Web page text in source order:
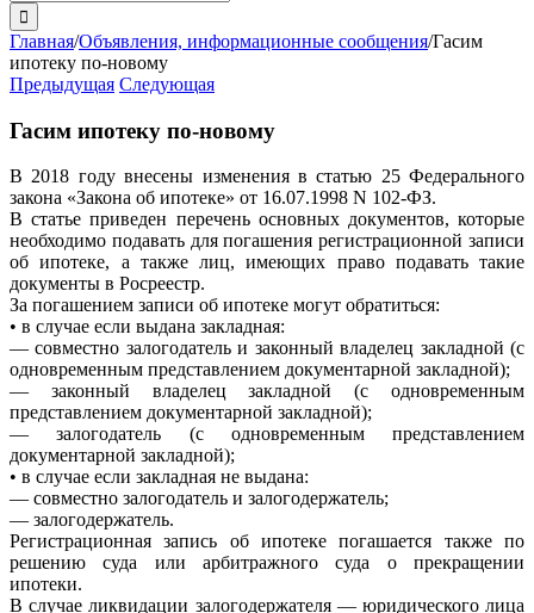
поиска:
Главная/Объявления, информационные сообщения/Гасим
ипотеку по-новому
Предыдущая Следующая
Гасим ипотеку по-новому
В 2018 году внесены изменения в статью 25 Федерального
закона «Закона об ипотеке» от 16.07.1998 N 102-ФЗ.
В статье приведен перечень основных документов, которые
необходимо подавать для погашения регистрационной записи
об ипотеке, а также лиц, имеющих право подавать такие
документы в Росреестр.
За погашением записи об ипотеке могут обратиться:
• в случае если выдана закладная:
— совместно залогодатель и законный владелец закладной (с
одновременным представлением документарной закладной);
— законный владелец закладной (с одновременным
представлением документарной закладной);
— залогодатель (с одновременным представлением
документарной закладной);
• в случае если закладная не выдана:
— совместно залогодатель и залогодержатель;
— залогодержатель.
Регистрационная запись об ипотеке погашается также по
решению суда или арбитражного суда о прекращении
ипотеки.
В случае ликвидации залогодержателя — юридического лица